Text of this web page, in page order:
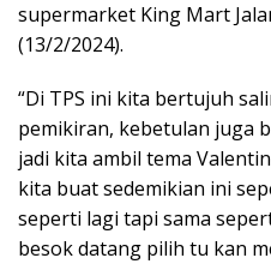
supermarket King Mart
(13/2/2024).
“Di TPS ini kita bertujuh
pemikiran, kebetulan juga
jadi kita ambil tema
kita buat sedemikian ini
seperti lagi tapi sama
besok datang pilih tu kan